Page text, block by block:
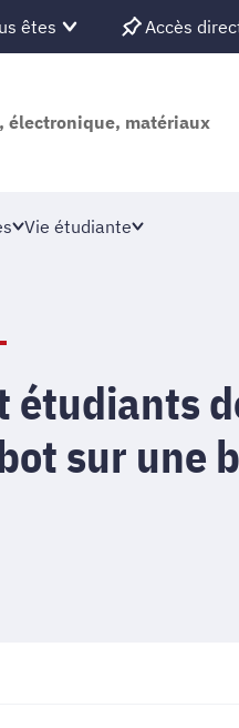
êtes Accès
électronique, matériaux
Vie étudiante
étudiants
sur une